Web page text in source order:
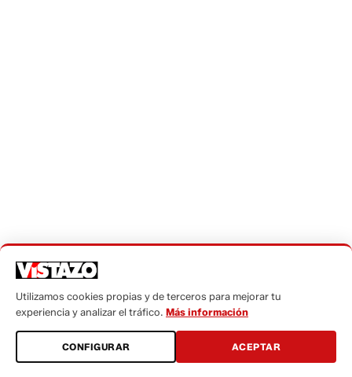
ya fue contactado por la FEF
para el cargo de entrenador
Utilizamos cookies propias y de terceros para mejorar tu
experiencia y analizar el tráfico. Más información
CONFIGURAR ACEPTAR